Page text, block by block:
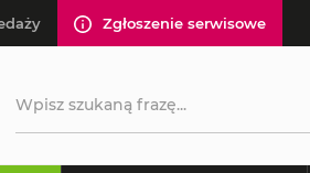
Zgłoszenie serwisowe